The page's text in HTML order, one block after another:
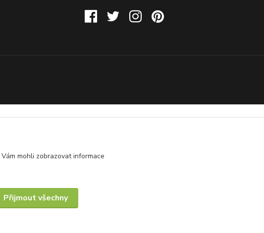
mohli zobrazovat informace
Přijmout všechny